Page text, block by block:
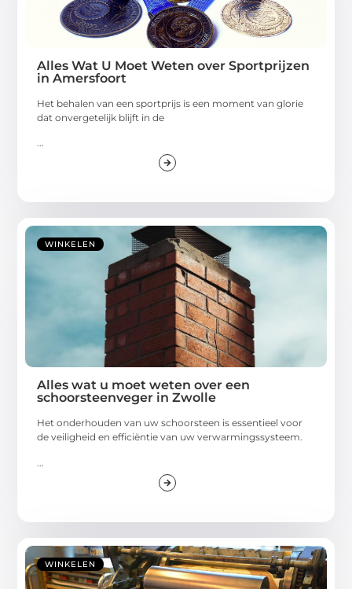
Alles Wat U Moet Weten over Sportprijzen
in Amersfoort
Het behalen van een sportprijs is een moment van glorie
dat onvergetelijk blijft in de
...
WINKELEN
Alles wat u moet weten over een
schoorsteenveger in Zwolle
Het onderhouden van uw schoorsteen is essentieel voor
de veiligheid en efficiëntie van uw verwarmingssysteem.
WINKELEN